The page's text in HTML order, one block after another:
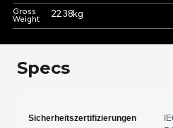
Gross
Weight
22.38kg
Specs
Sicherheitszertifizierungen